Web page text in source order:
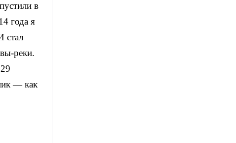
в
года я
стал
реки.
— как